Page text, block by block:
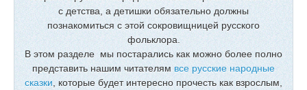
с детства, а детишки обязательно должны
познакомиться с этой сокровищницей русского
фольклора.
В этом разделе мы постарались как можно более полно
представить нашим читателямвсе русские народные
сказки, которые будет интересно прочесть как взрослым,